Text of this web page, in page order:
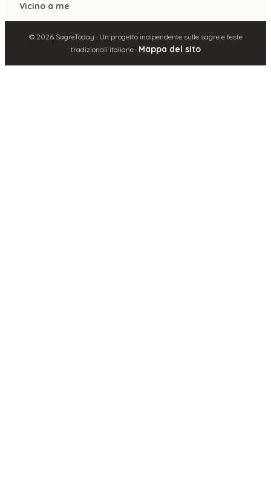
Vicino a me
© 2026SagreToday · Un progetto indipendente sulle sagre e feste
tradizionali italiane · Mappa del sito